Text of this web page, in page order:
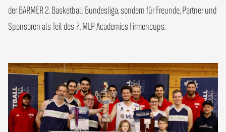
der BARMER 2. Basketball Bundesliga, sondern für Freunde, Partner und
Sponsoren als Teil des 7. MLP Academics Firmencups.